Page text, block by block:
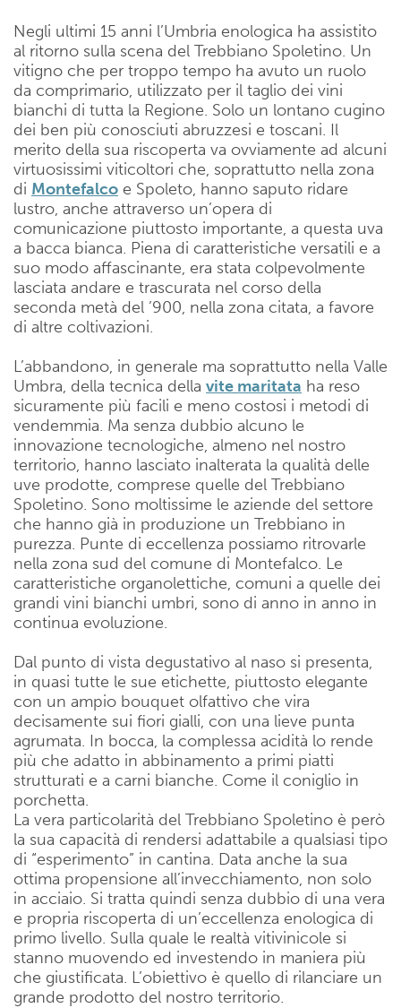
Negli ultimi 15 anni l’Umbria enologica ha assistito
al ritorno sulla scena del Trebbiano Spoletino. Un
vitigno che per troppo tempo ha avuto un ruolo
da comprimario, utilizzato per il taglio dei vini
bianchi di tutta la Regione. Solo un lontano cugino
dei ben più conosciuti abruzzesi e toscani. Il
merito della sua riscoperta va ovviamente ad alcuni
virtuosissimi viticoltori che, soprattutto nella zona
di Montefalco e Spoleto, hanno saputo ridare
lustro, anche attraverso un’opera di
comunicazione piuttosto importante, a questa uva
a bacca bianca. Piena di caratteristiche versatili e a
suo modo affascinante, era stata colpevolmente
lasciata andare e trascurata nel corso della
seconda metà del ’900, nella zona citata, a favore
di altre coltivazioni.
L’abbandono, in generale ma soprattutto nella Valle
Umbra, della tecnica della vite maritata ha reso
sicuramente più facili e meno costosi i metodi di
vendemmia. Ma senza dubbio alcuno le
innovazione tecnologiche, almeno nel nostro
territorio, hanno lasciato inalterata la qualità delle
uve prodotte, comprese quelle del Trebbiano
Spoletino. Sono moltissime le aziende del settore
che hanno già in produzione un Trebbiano in
purezza. Punte di eccellenza possiamo ritrovarle
nella zona sud del comune di Montefalco. Le
caratteristiche organolettiche, comuni a quelle dei
grandi vini bianchi umbri, sono di anno in anno in
continua evoluzione.
Dal punto di vista degustativo al naso si presenta,
in quasi tutte le sue etichette, piuttosto elegante
con un ampio bouquet olfattivo che vira
decisamente sui fiori gialli, con una lieve punta
agrumata. In bocca, la complessa acidità lo rende
più che adatto in abbinamento a primi piatti
strutturati e a carni bianche. Come il coniglio in
porchetta.
La vera particolarità del Trebbiano Spoletino è però
la sua capacità di rendersi adattabile a qualsiasi tipo
di “esperimento” in cantina. Data anche la sua
ottima propensione all’invecchiamento, non solo
in acciaio. Si tratta quindi senza dubbio di una vera
e propria riscoperta di un’eccellenza enologica di
primo livello. Sulla quale le realtà vitivinicole si
stanno muovendo ed investendo in maniera più
che giustificata. L’obiettivo è quello di rilanciare un
grande prodotto del nostro territorio.